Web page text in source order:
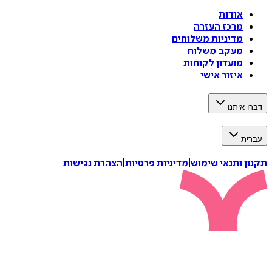
אודות
מרכז העזרה
מדיניות משלוחים
מעקב משלוח
מועדון לקוחות
איזור אישי
דברו איתנו
עברית
תקנון ותנאי שימוש מדיניות פרטיות הצהרת נגישות